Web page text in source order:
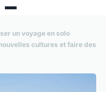
un voyage en solo
cultures et faire des